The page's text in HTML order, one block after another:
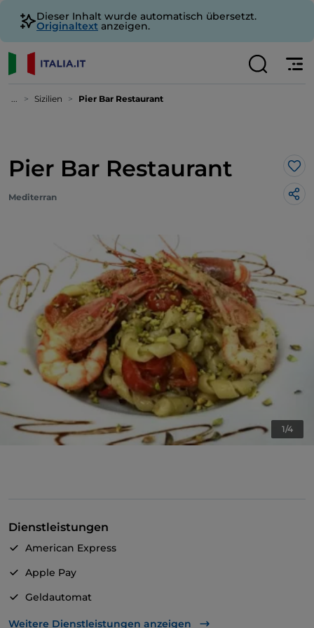
Dieser Inhalt wurde automatisch übersetzt.
Originaltext anzeigen.
... Sizilien Pier Bar Restaurant
Pier Bar Restaurant
Mediterran
1/4
Dienstleistungen
American Express
Apple Pay
Geldautomat
Diners Club
Weitere Dienstleistungen anzeigen